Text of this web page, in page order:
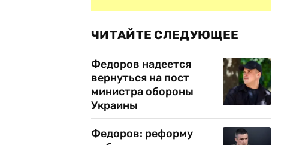
ЧИТАЙТЕ СЛЕДУЮЩЕЕ
Федоров надеется
вернуться на пост
министра обороны
Украины
Федоров: реформу